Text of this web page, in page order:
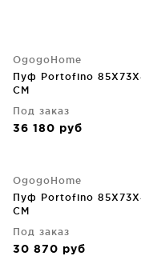
OgogoHome
Пуф Portofino
CM
Под заказ
36 180 руб
OgogoHome
Пуф Portofino
CM
Под заказ
30 870 руб